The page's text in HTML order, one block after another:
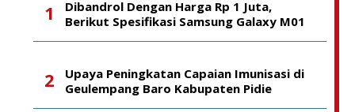
Dibandrol Dengan Harga Rp 1 Juta,
Berikut Spesifikasi Samsung Galaxy M01
Upaya Peningkatan Capaian Imunisasi di
Geulempang Baro Kabupaten Pidie